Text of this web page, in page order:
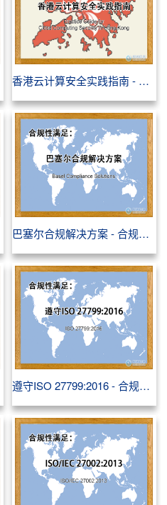
香港云计算安全实践指南 - 合规性满足
巴塞尔合规解决方案 - 合规性满足
遵守ISO 27799:2016 - 合规性满足